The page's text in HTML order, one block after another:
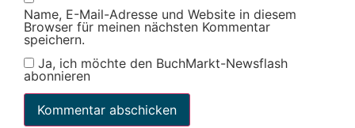
Name, E-Mail-Adresse und Website in diesem
Browser für meinen nächsten Kommentar
speichern.
Ja, ich möchte den BuchMarkt-Newsflash
abonnieren